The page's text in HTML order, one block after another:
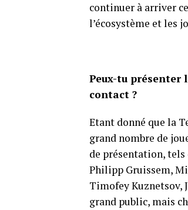
continuer à arriver
l’écosystème et les
Peux-tu présenter
contact ?
Etant donné que la
grand nombre de
de présentation, tels
Philipp Gruissem,
Timofey Kuznetsov,
grand public, mais